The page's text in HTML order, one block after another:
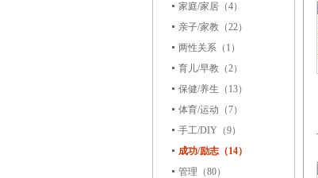
家庭/家居 （4）
亲子/家教 （22）
两性关系 （1）
育儿/早教 （2）
保健/养生 （13）
体育/运动 （7）
手工/DIY （9）
成功/励志（14）
管理 （80）